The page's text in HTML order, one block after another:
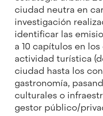
ciudad neutra en
investigación
identificar las
a 10 capítulos en
actividad turística
ciudad hasta los
gastronomía,
culturales o
gestor público/